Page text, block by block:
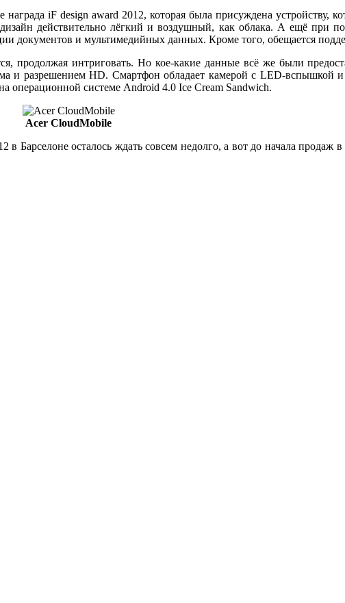
iF design award 2012, которая была присуждена устройству,
действительно лёгкий и воздушный, как облака. А ещё при
документов и мультимедийных данных. Кроме того, обещается
продолжая интриговать. Но кое-какие данные всё же были
и разрешением HD. Смартфон обладает камерой с LЕD-вспышкой
операционной системе Android 4.0 Ice Cream Sandwich.
Acer CloudMobile
осталось ждать совсем недолго, а вот до начала продаж в